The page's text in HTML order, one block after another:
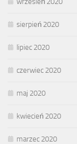
sierpień 2020
lipiec 2020
czerwiec 2020
maj 2020
kwiecień 2020
marzec 2020